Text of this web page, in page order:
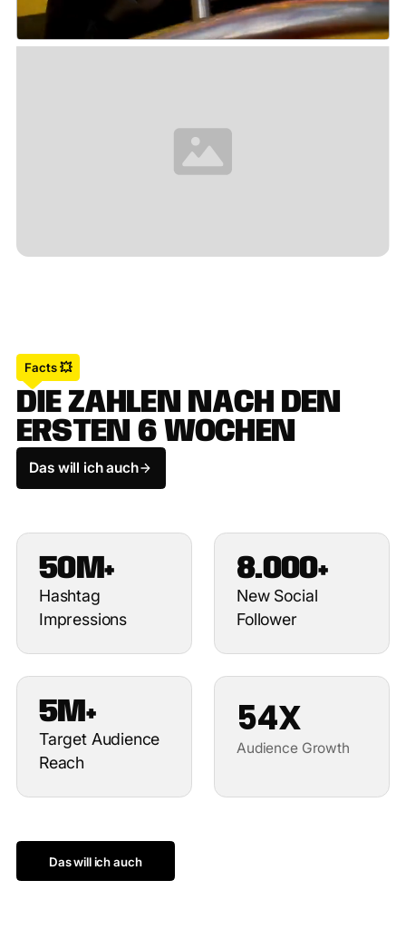
50M+
Hashtag
Impressions
8.000+
New Social
Follower
5M+
Target Audience
Reach
54X
Audience Growth
Das will ich auch
Facts 💥
DIEZAHLEN NACH DEN
ERSTEN 6 WOCHEN
Das will ich auch